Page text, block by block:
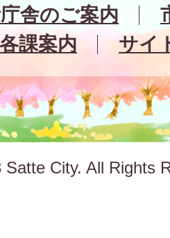
舎のご案内
各課案内
サイ
City. All Rights